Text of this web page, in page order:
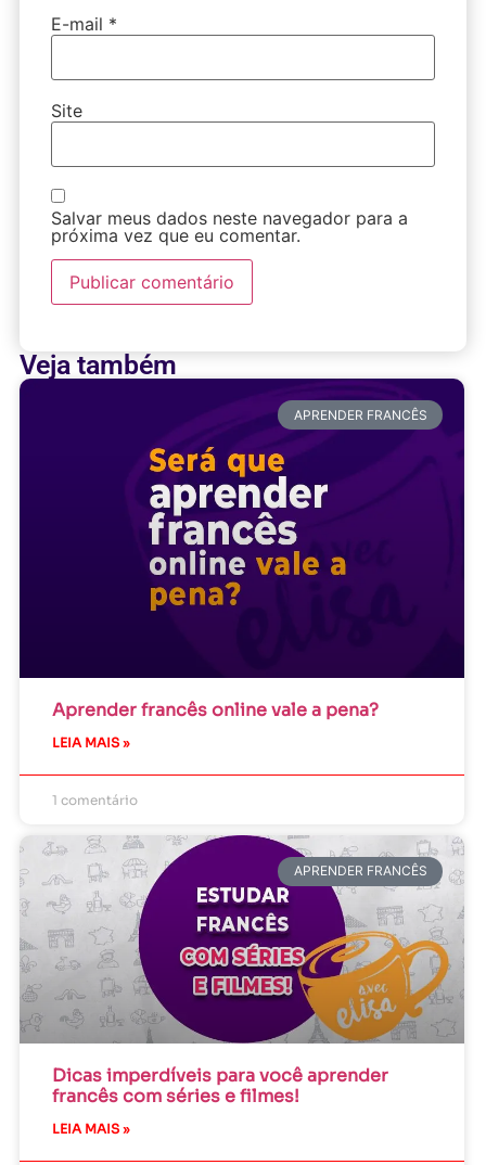
E-mail *
Site
Salvar meus dados neste navegador para a
próxima vez que eu comentar.
Veja também
APRENDER FRANCÊS
Aprender francês online vale a pena?
LEIA MAIS »
1 comentário
APRENDER FRANCÊS
Dicas imperdíveis para você aprender
francês com séries e filmes!
LEIA MAIS »